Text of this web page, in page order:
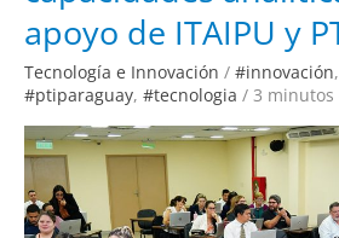
apoyo de ITAIPU y
Tecnología e Innovación / #innovación,
#ptiparaguay, #tecnologia / 3 minutos
apoyo
de
ITAIPU
PTI
Paraguay